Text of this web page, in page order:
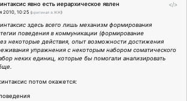
</>
явно есть иерархическое явлен
2010, 10:25 (оригинал в ЖЖ)
здесь всего лишь механизм формирования
поведения в коммуникации (формирование
некоторые действия, опыт возможности достижения
упражнения с некоторым набором соматического
неких единиц, которые бы помогали анализировать
потом окажется: